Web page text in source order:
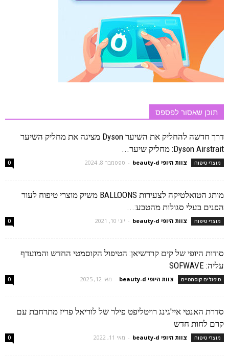
תוכן שאסור לפספס
דרך חדשה להחליק את השיער Dyson מציגה את מחליק השיער
Dyson Airstrait: מחליק שיער...
מוצרי טיפוח צוות היופי beauty-d - ספטמבר 8, 2024 0
מותג הטואלטיקה לצעירות BALLOONS משיק מוצרי טיפוח לעור
הפנים בעלי סגולות מהטבע:...
מוצרי טיפוח צוות היופי beauty-d - יוני 10, 2021 0
סודות היופי של קים קרדשיאן: הטיפול הקוסמטי החדש והמועדף
עליה: SOFWAVE
טיפולים קוסמטיים צוות היופי beauty-d - מאי 12, 2025 0
סדרת האנטי איי'גינג רויטליפט פילר של לוריאל פריז מתרחבת עם
קרם לחות חדש
מוצרי טיפוח צוות היופי beauty-d - מאי 11, 2022 0